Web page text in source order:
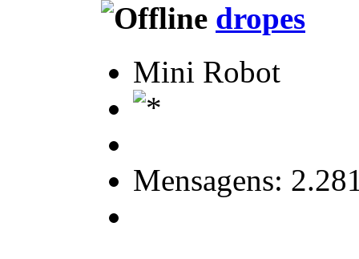
dropes
Mini Robot
Mensagens: